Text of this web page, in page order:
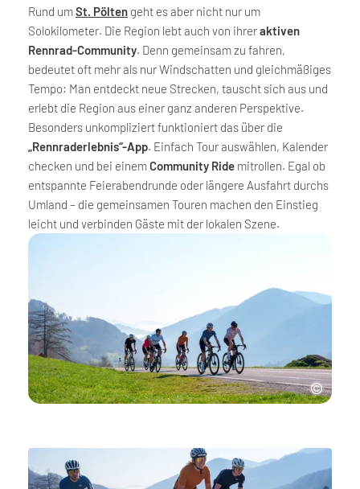
Rund umSt. Pölten geht es aber nicht nur um
Solokilometer. Die Region lebt auch von ihreraktiven
Rennrad-Community. Denn gemeinsam zu fahren,
bedeutet oft mehr als nur Windschatten und gleichmäßiges
Tempo: Man entdeckt neue Strecken, tauscht sich aus und
erlebt die Region aus einer ganz anderen Perspektive.
Besonders unkompliziert funktioniert das über die
„Rennraderlebnis“-App. Einfach Tour auswählen, Kalender
checken und bei einemCommunity Ride mitrollen. Egal ob
entspannte Feierabendrunde oder längere Ausfahrt durchs
Umland – die gemeinsamen Touren machen den Einstieg
leicht und verbinden Gäste mit der lokalen Szene.